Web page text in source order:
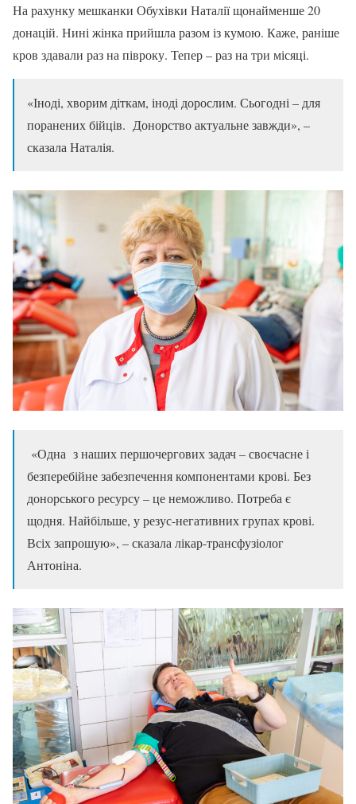
На рахунку мешканки Обухівки Наталії щонайменше 20
донацій. Нині жінка прийшла разом із кумою. Каже, раніше
кров здавали раз на півроку. Тепер – раз на три місяці.
«Іноді, хворим діткам, іноді дорослим. Сьогодні – для
поранених бійців. Донорство актуальне завжди», –
сказала Наталія.
«Одна з наших першочергових задач – своєчасне і
безперебійне забезпечення компонентами крові. Без
донорського ресурсу – це неможливо. Потреба є
щодня. Найбільше, у резус-негативних групах крові.
Всіх запрошую», – сказала лікар-трансфузіолог
Антоніна.